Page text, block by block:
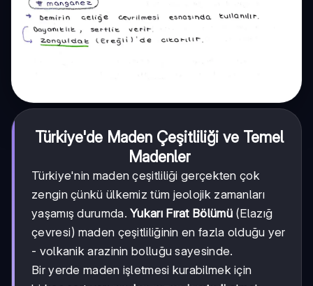
Türkiye'de Maden Çeşitliliği ve Temel
Madenler
Türkiye'nin maden çeşitliliği gerçekten çok
zengin çünkü ülkemiz tüm jeolojik zamanları
yaşamış durumda.Yukarı Fırat Bölümü(Elazığ
çevresi) maden çeşitliliğinin en fazla olduğu yer
- volkanik arazinin bolluğu sayesinde.
Bir yerde maden işletmesi kurabilmek için